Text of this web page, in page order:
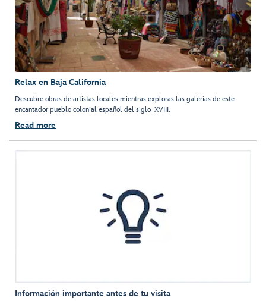
Relax en Baja California
Descubre obras de artistas locales mientras exploras las galerías de este
encantador pueblo colonial español del siglo XVIII.
Read more
Información importante antes de tu visita